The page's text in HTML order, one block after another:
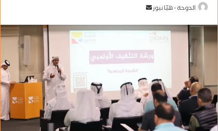
الدوحة - هيّا نيوز
س
ب
ي
د
ا
إ